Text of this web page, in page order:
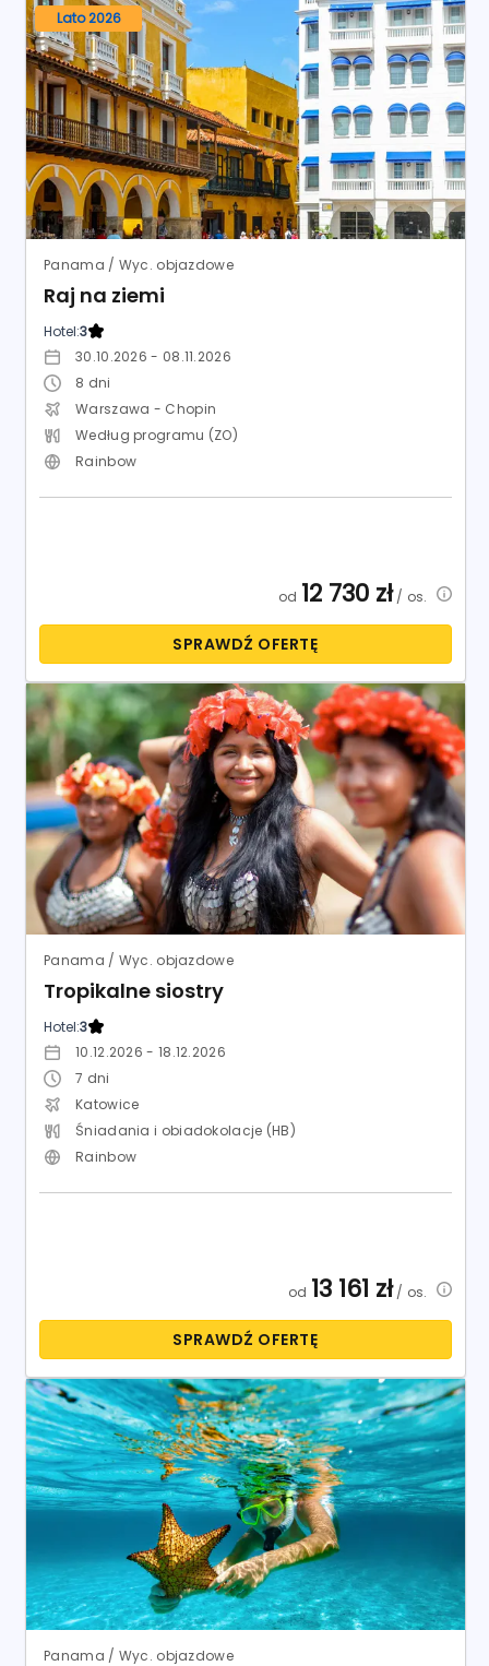
Lato 2026
Panama / Wyc. objazdowe
Raj na ziemi
Hotel:3
30.10.2026 - 08.11.2026
8 dni
Warszawa - Chopin
Według programu (ZO)
Rainbow
od 12 730 zł/ os.
SPRAWDŹ OFERTĘ
Panama / Wyc. objazdowe
Tropikalne siostry
Hotel:3
10.12.2026 - 18.12.2026
7 dni
Katowice
Śniadania i obiadokolacje (HB)
Rainbow
od 13 161 zł/ os.
SPRAWDŹ OFERTĘ
Panama / Wyc. objazdowe